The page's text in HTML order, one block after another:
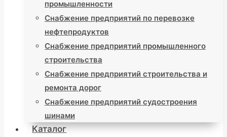
промышленности
Снабжение предприятий по перевозке
нефтепродуктов
Снабжение предприятий промышленного
строительства
Снабжение предприятий строительства и
ремонта дорог
Снабжение предприятий судостроения
шинами
Каталог